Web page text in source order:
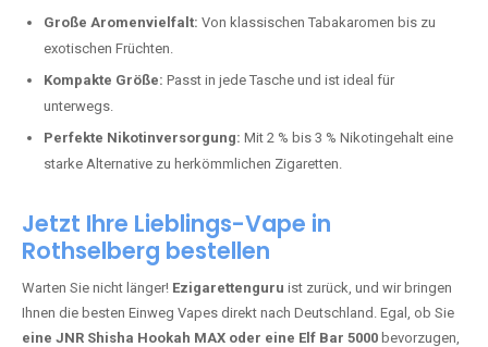
Große Aromenvielfalt: Von klassischen Tabakaromen bis zu
exotischen Früchten.
Kompakte Größe: Passt in jede Tasche und ist ideal für
unterwegs.
Perfekte Nikotinversorgung: Mit 2 % bis 3 % Nikotingehalt eine
starke Alternative zu herkömmlichen Zigaretten.
Jetzt Ihre Lieblings-Vape in
Rothselberg bestellen
Warten Sie nicht länger! Ezigarettenguru ist zurück, und wir bringen
Ihnen die besten Einweg Vapes direkt nach Deutschland. Egal, ob Sie
eine JNR Shisha Hookah MAX oder eine Elf Bar 5000 bevorzugen,